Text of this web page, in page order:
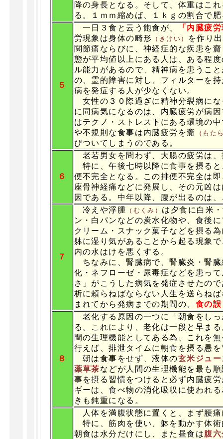
降の身長となる。そして、体重はこ
る。１ｍｍ縮めば、１ｋｇの割合で
５
一日３食と云う飽食が、
「内臓疲
労現象は身体の畸形
（きけい）
を作り
関節痛ならびに、神経症的な疾患を齎
態が平均値以上にある人は、ある程
ル能力があるので、精神病を患うこ
の、霊的障害に対し、フィルターを
病を発症する人が少なくない。
女性の３０際過ぎに精神分裂病に
に同病気になるのは、内臓疲労が病
はテクノ・ストレス下にある環境の
や不規則な食事は内臓疲労を齎
（もた
びついてしまうのである。
６
老若男女を問わず、大腸の疲労は、
特に、午後七時以降に食事を摂る
便不完全となる。この排便不完全は
座骨神経痛などに発展し、その元凶
因である。中年以降、腹が出るのは
７
冷えや浮腫 （むくみ） は夕食に白米
ン・白パンなどの炭水化物や、食後
クリーム・スナック菓子などを摂る
躰に湿り気があることから起る現象
内の水はけを悪くする。
ちなみに、腎臓病で、腎臓炎・腎
化・ネフローゼ・尿毒症などを患っ
さ」がこうした病気を発症させたの
析に頼らねばならない人生を送らね
まれてから発病までの期間の、 食の誤
８
老化する原因の一つに「朝食をし
る。これにより、老化は一段と早ま
間の生理機能としてある為、これを
行えば、排泄タイムに朝食を摂る愚
朝は食事をせず、液体の玄米ジュー
薬草茶などが人間の生理機能を最も
事を摂る習慣をつけると必ず内臓疲
ギーは、食べ物の消化吸収に使われ
きも鈍重になる。
人体を満腹状態に置くと、まず腰痛
特に、筋肉を使い、躰を動かす体
朝食は水分だけにし、また昼食は腹